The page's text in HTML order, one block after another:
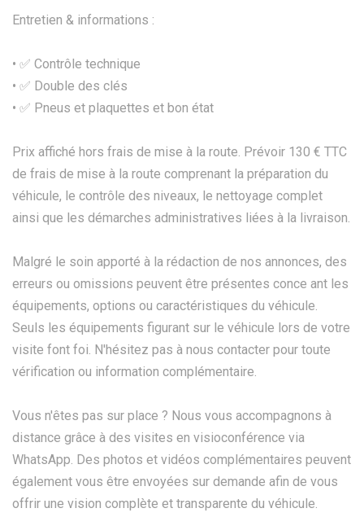
Entretien & informations :
• ✅ Contrôle technique
•⁠ ✅ Double des clés
•⁠ ✅ Pneus et plaquettes et bon état
Prix affiché hors frais de mise à la route. Prévoir 130 € TTC
de frais de mise à la route comprenant la préparation du
véhicule, le contrôle des niveaux, le nettoyage complet
ainsi que les démarches administratives liées à la livraison.
Malgré le soin apporté à la rédaction de nos annonces, des
erreurs ou omissions peuvent être présentes conce ant les
équipements, options ou caractéristiques du véhicule.
Seuls les équipements figurant sur le véhicule lors de votre
visite font foi. N'hésitez pas à nous contacter pour toute
vérification ou information complémentaire.
Vous n'êtes pas sur place ? Nous vous accompagnons à
distance grâce à des visites en visioconférence via
WhatsApp. Des photos et vidéos complémentaires peuvent
également vous être envoyées sur demande afin de vous
offrir une vision complète et transparente du véhicule.